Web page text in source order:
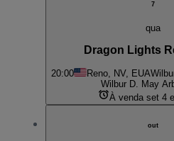
7
qua
Dragon Lights
20:00 Reno, NV, EUA
Wilbur D. May
À venda set 4
out